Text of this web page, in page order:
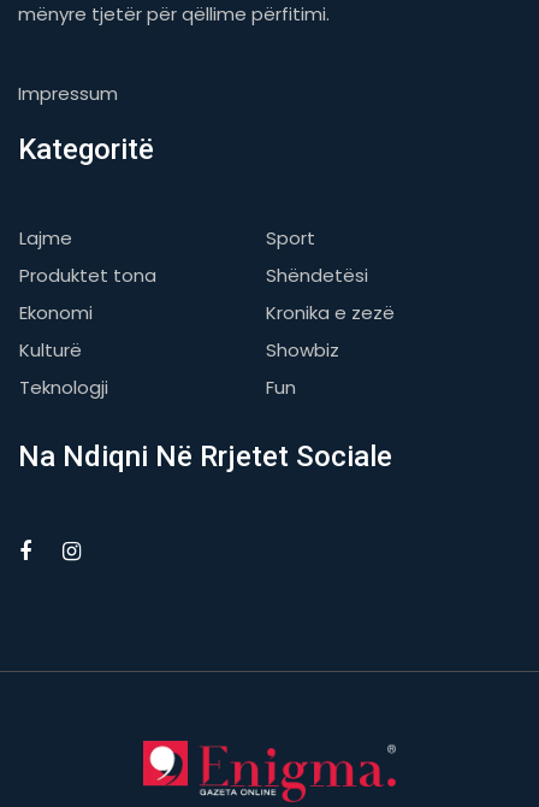
mënyre tjetër për qëllime përfitimi.
Impressum
Kategoritë
Lajme
Sport
Produktet tona
Shëndetësi
Ekonomi
Kronika e zezë
Kulturë
Showbiz
Teknologji
Fun
Na Ndiqni Në Rrjetet Sociale